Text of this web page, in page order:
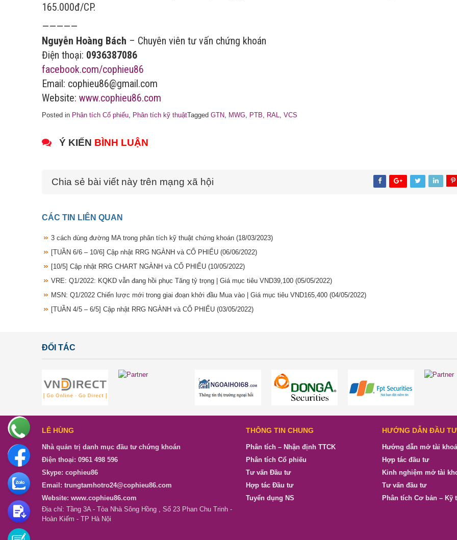
165.000đ/CP.
—————
Nguyễn Hoàng Bách – Chuyên viên tư vấn chứng khoán
Điện thoại: 0936387086
facebook.com/cophieu86
Email: cophieu86@gmail.com
Website: www.cophieu86.com
Posted in Phân tích Cổ phiếu, Phân tích kỹ thuậtTagged GTN, MWG, PTB, RAL, VCS
Ý KIẾN BÌNH LUẬN
Chia sẻ bài viết này trên mạng xã hội
CÁC TIN LIÊN QUAN
3 cách dùng đường MA trong phân tích kỹ thuật chứng khoán (18/03/2023)
[TUẦN 6/6 – 10/6] Cập nhật RRG NGÀNH và CỔ PHIẾU (06/06/2022)
[10/5] Cập nhật RRG CHART NGÀNH và CỔ PHIẾU (10/05/2022)
VRE: Q1/2022: KQKD vẫn đang hồi phục Tăng tỷ trọng | Giá mục tiêu VND39,100 (05/05/2022)
MSN: Q1/2022 Chiến lược mới trong giai đoạn khởi đầu Mua vào | Giá mục tiêu VND165,400 (04/05/2022)
[TUẦN 4/5 – 6/5] Cập nhật RRG NGÀNH và CỔ PHIẾU (03/05/2022)
ĐỐI TÁC
LÊ HÙNG
Nhà quản trị danh mục đầu tư chứng khoán
Điện thoại: 0961 498 596
Skype: cophieu86
Email: trungtamhotro24@cophieu86.com
Website: www.cophieu86.com
Địa chỉ: Tầng 3A - Tòa Nhà Sông Hồng , Số 23 Phan Chu Trinh -
Hoàn Kiếm - TP Hà Nội
THÔNG TIN CHUNG
Phân tích – Nhận định TTCK
Phân tích Cổ phiếu
Tư vấn Đầu tư
Hợp tác Đầu tư
Tuyển dụng NS
HƯỚNG DẪN ĐẦU TƯ
Hướng dẫn mở tài
Hợp tác đầu tư
Kinh nghiệm mở tài
Tư vấn đầu tư
Phân tích Cơ bản – Kỹ